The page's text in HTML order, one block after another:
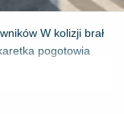
W kolizji brał
pogotowia